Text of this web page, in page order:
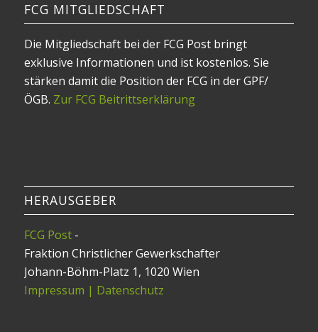
FCG MITGLIEDSCHAFT
Die Mitgliedschaft bei der FCG Post bringt
exklusive Informationen und ist kostenlos. Sie
stärken damit die Position der FCG in der GPF/
ÖGB. Zur FCG Beitrittserklärung
HERAUSGEBER
FCG Post-
Fraktion Christlicher Gewerkschafter
Johann-Böhm-Platz 1, 1020 Wien
Impressum | Datenschutz